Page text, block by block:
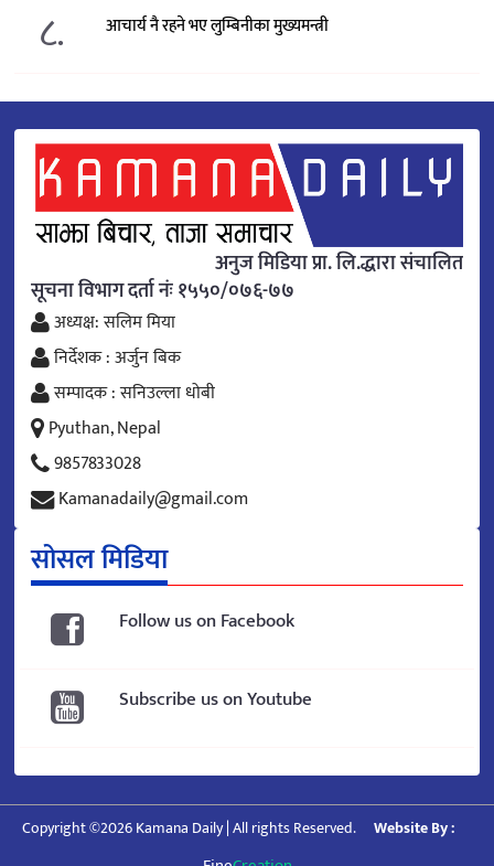
८. आचार्य नै रहने भए लुम्बिनीका मुख्यमन्त्री
अनुज मिडिया प्रा. लि.द्धारा संचालित
सूचना विभाग दर्ता नंः १५५०/०७६-७७
अध्यक्ष: सलिम मिया
निर्देशक : अर्जुन बिक
सम्पादक : सनिउल्ला धोबी
Pyuthan, Nepal
9857833028
Kamanadaily@gmail.com
सोसल मिडिया
Follow us on Facebook
Subscribe us on Youtube
Copyright ©2026 Kamana Daily | All rights Reserved. Website By :